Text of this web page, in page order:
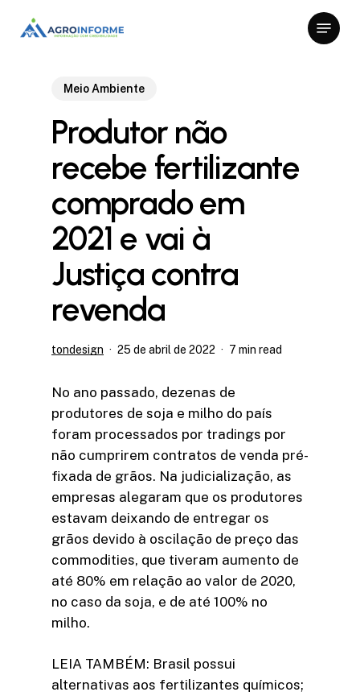
Menu
Meio Ambiente
Produtor não
recebe fertilizante
comprado em
2021 e vai à
Justiça contra
revenda
tondesign 25 de abril de 2022 7 min read
No ano passado, dezenas de
produtores de soja e milho do país
foram processados por tradings por
não cumprirem contratos de venda pré-
fixada de grãos. Na judicialização, as
empresas alegaram que os produtores
estavam deixando de entregar os
grãos devido à oscilação de preço das
commodities, que tiveram aumento de
até 80% em relação ao valor de 2020,
no caso da soja, e de até 100% no
milho.
LEIA TAMBÉM: Brasil possui
alternativas aos fertilizantes químicos;